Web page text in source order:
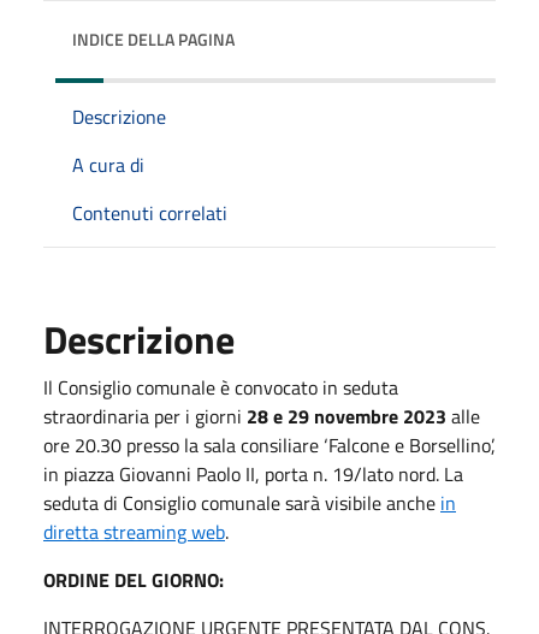
INDICE DELLA PAGINA
Descrizione
A cura di
Contenuti correlati
Descrizione
Il Consiglio comunale è convocato in seduta
straordinaria per i giorni 28 e 29 novembre 2023 alle
ore 20.30 presso la sala consiliare ‘Falcone e Borsellino’,
in piazza Giovanni Paolo II, porta n. 19/lato nord. La
seduta di Consiglio comunale sarà visibile anche in
diretta streaming web.
ORDINE DEL GIORNO:
INTERROGAZIONE URGENTE PRESENTATA DAL CONS.